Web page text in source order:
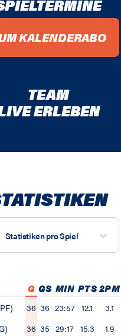
KALENDERABO
TEAM
ERLEBEN
Statistiken pro Spiel
G GS MIN PTS2PM
36 36 23:57 12.1 3.1
36 35 29:17 15.3 1.9